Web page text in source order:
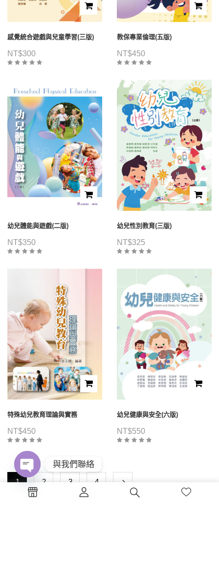
感覺統合遊戲與兒童學習(三版)
NT$300
教保專業倫理(五版)
NT$450
幼兒體能與遊戲(二版)
NT$350
幼兒性別教育(三版)
NT$325
特殊幼兒教育理論與實務
NT$450
幼兒健康與安全(六版)
NT$550
1 2 3 4
與我們聯絡
Open
chaty